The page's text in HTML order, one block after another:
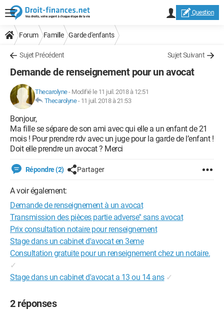
Question
Forum Famille Garde d'enfants
Sujet Précédent Sujet Suivant
Demande de renseignement pour un avocat
Thecarolyne- Modifié le 11 juil. 2018 à 12:51
Thecarolyne- 11 juil. 2018 à 21:53
Bonjour,
Ma fille se sépare de son ami avec qui elle a un enfant de 21
mois ! Pour prendre rdv avec un juge pour la garde de l’enfant !
Doit elle prendre un avocat ? Merci
Répondre (2) Partager
A voir également:
Demande de renseignement à un avocat
Transmission des pièces partie adverse'' sans avocat
Prix consultation notaire pour renseignement
Stage dans un cabinet d'avocat en 3eme
Consultation gratuite pour un renseignement chez un notaire.
✓
Stage dans un cabinet d'avocat a 13 ou 14 ans ✓
2 réponses